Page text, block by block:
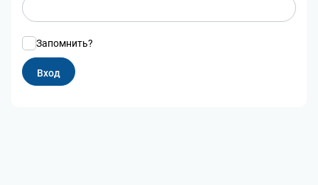
Запомнить?